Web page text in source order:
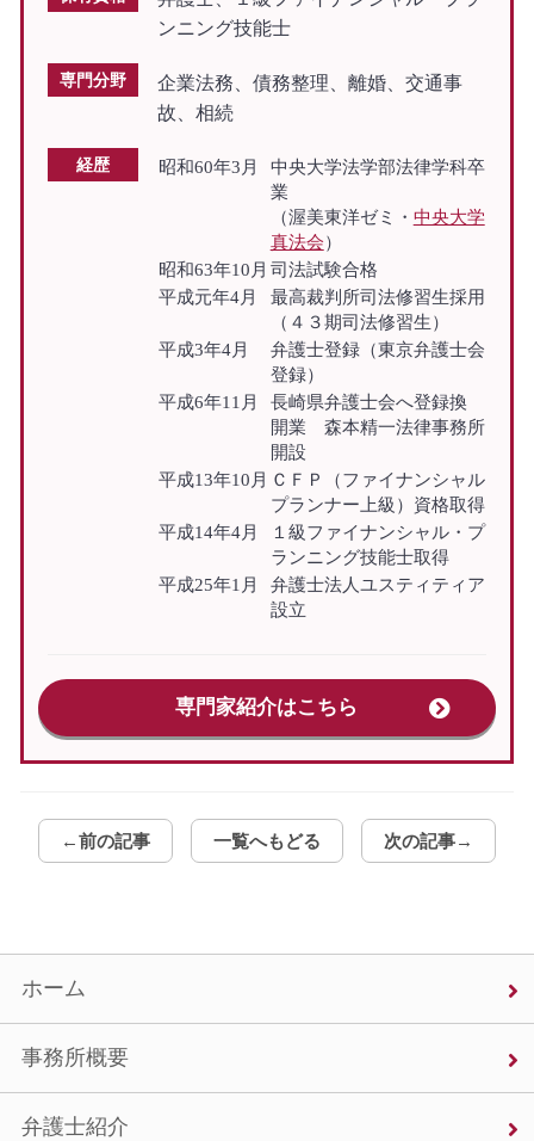
ンニング技能士
専門分野
企業法務、債務整理、離婚、交通事
故、相続
経歴 昭和60年3月
中央大学法学部法律学科卒
業
（渥美東洋ゼミ・ 中央大学
真法会）
昭和63年10月 司法試験合格
平成元年4月
最高裁判所司法修習生採用
（４３期司法修習生）
平成3年4月
弁護士登録（東京弁護士会
登録）
平成6年11月
長崎県弁護士会へ登録換
開業 森本精一法律事務所
開設
平成13年10月 ＣＦＰ（ファイナンシャル
プランナー上級）資格取得
平成14年4月
１級ファイナンシャル・プ
ランニング技能士取得
平成25年1月
弁護士法人ユスティティア
設立
専門家紹介はこちら
←前の記事 一覧へもどる 次の記事→
ホーム
事務所概要
弁護士紹介